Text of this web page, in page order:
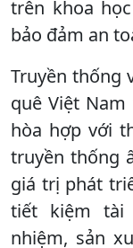
trên khoa
bảo đảm an
Truyền thống
quê Việt
hòa hợp với
truyền thống
giá trị phát
tiết kiệm tài
nhiệm, sản